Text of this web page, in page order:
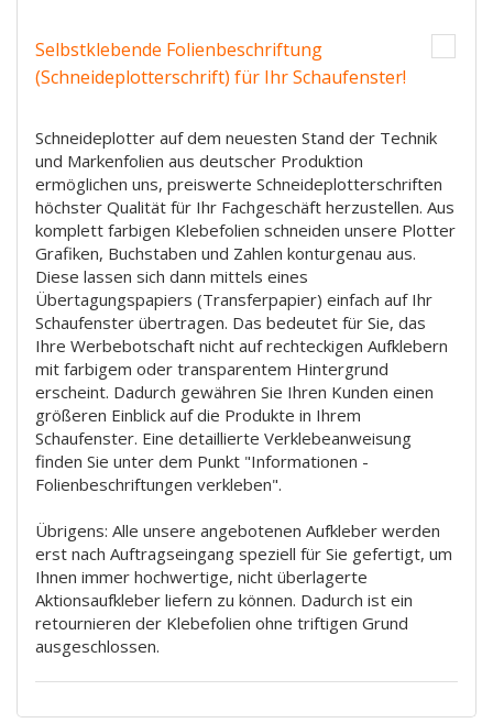
Selbstklebende Folienbeschriftung
(Schneideplotterschrift) für Ihr Schaufenster!
Schneideplotter auf dem neuesten Stand der Technik
und Markenfolien aus deutscher Produktion
ermöglichen uns, preiswerte Schneideplotterschriften
höchster Qualität für Ihr Fachgeschäft herzustellen. Aus
komplett farbigen Klebefolien schneiden unsere Plotter
Grafiken, Buchstaben und Zahlen konturgenau aus.
Diese lassen sich dann mittels eines
Übertagungspapiers (Transferpapier) einfach auf Ihr
Schaufenster übertragen. Das bedeutet für Sie, das
Ihre Werbebotschaft nicht auf rechteckigen Aufklebern
mit farbigem oder transparentem Hintergrund
erscheint. Dadurch gewähren Sie Ihren Kunden einen
größeren Einblick auf die Produkte in Ihrem
Schaufenster. Eine detaillierte Verklebeanweisung
finden Sie unter dem Punkt "Informationen -
Folienbeschriftungen verkleben".
Übrigens: Alle unsere angebotenen Aufkleber werden
erst nach Auftragseingang speziell für Sie gefertigt, um
Ihnen immer hochwertige, nicht überlagerte
Aktionsaufkleber liefern zu können. Dadurch ist ein
retournieren der Klebefolien ohne triftigen Grund
ausgeschlossen.